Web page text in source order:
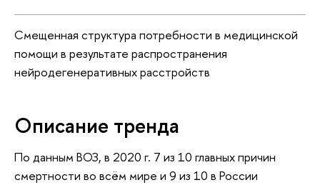
Смещенная структура потребности в медицинской
помощи в результате распространения
нейродегенеративных расстройств
Описание тренда
По данным ВОЗ, в 2020 г. 7 из 10 главных причин
смертности во всём мире и 9 из 10 в России